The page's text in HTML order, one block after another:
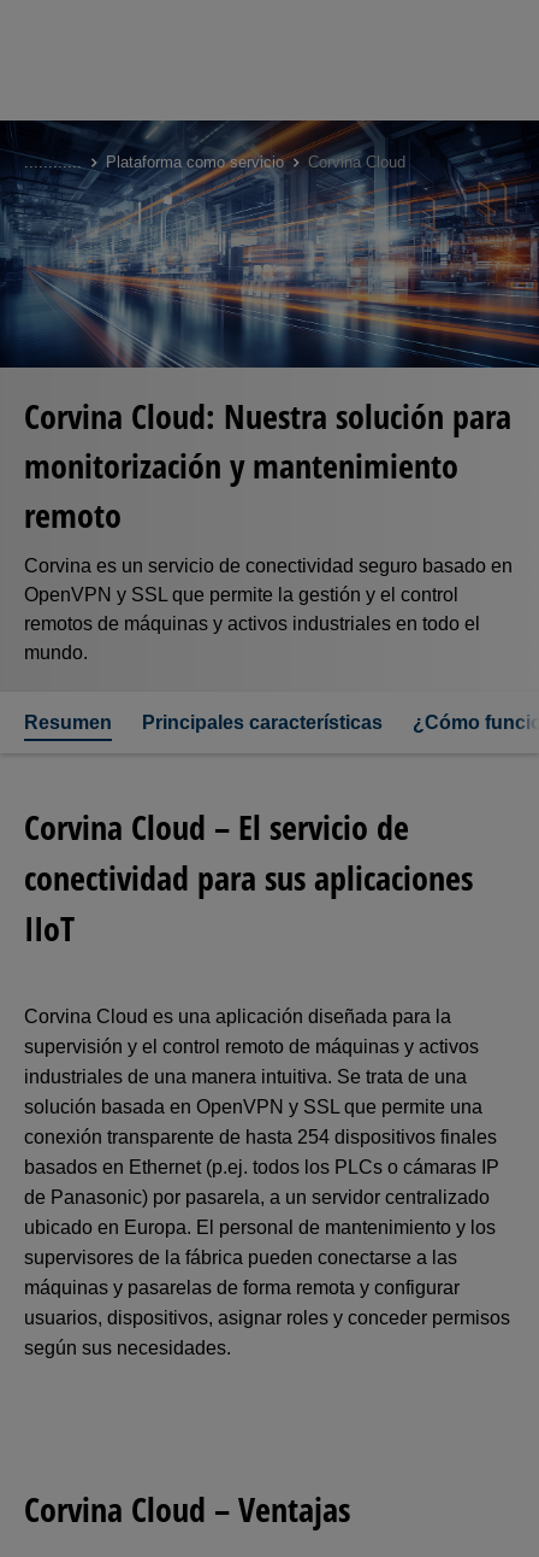
Skip
main
content
............ Plataforma como servicio Corvina Cloud
Corvina Cloud: Nuestra solución para
monitorización y mantenimiento
remoto
Corvina es un servicio de conectividad seguro basado en
OpenVPN y SSL que permite la gestión y el control
remotos de máquinas y activos industriales en todo el
mundo.
Resumen Principales características ¿Cómo
Corvina Cloud – El servicio de
conectividad para sus aplicaciones
IIoT
Corvina Cloud es una aplicación diseñada para la
supervisión y el control remoto de máquinas y activos
industriales de una manera intuitiva. Se trata de una
solución basada en OpenVPN y SSL que permite una
conexión transparente de hasta 254 dispositivos finales
basados en Ethernet (p.ej. todos los PLCs o cámaras IP
de Panasonic) por pasarela, a un servidor centralizado
ubicado en Europa. El personal de mantenimiento y los
supervisores de la fábrica pueden conectarse a las
máquinas y pasarelas de forma remota y configurar
usuarios, dispositivos, asignar roles y conceder permisos
según sus necesidades.
Corvina Cloud – Ventajas